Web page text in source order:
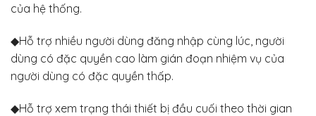
của hệ thống.
◆Hỗ trợ nhiều người dùng đăng nhập cùng lúc, người
dùng có đặc quyền cao làm gián đoạn nhiệm vụ của
người dùng có đặc quyền thấp.
◆Hỗ trợ xem trạng thái thiết bị đầu cuối theo thời gian